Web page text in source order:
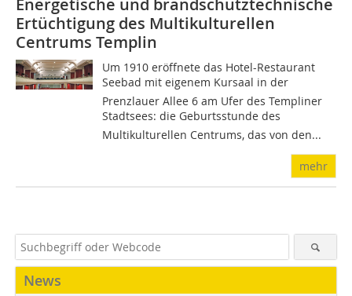
Energetische und brandschutztechnische
Ertüchtigung des Multikulturellen
Centrums Templin
Um 1910 eröffnete das Hotel-Restaurant
Seebad mit eigenem Kursaal in der
Prenzlauer Allee 6 am Ufer des Templiner
Stadtsees: die Geburtsstunde des
Multikulturellen Centrums, das von den...
mehr
News